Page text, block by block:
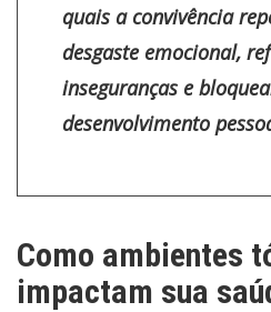
quais a convivência
desgaste emocional,
inseguranças e
desenvolvimento
Como ambientes
impactam sua